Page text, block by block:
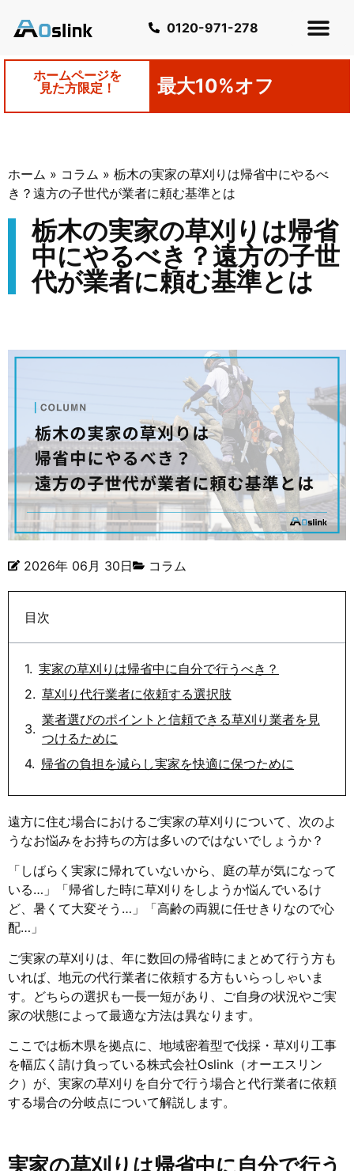
0120-971-278
ホームページを
見た方限定！
最大10%オフ
ホーム » コラム » 栃木の実家の草刈りは帰省中にやるべ
き？遠方の子世代が業者に頼む基準とは
栃木の実家の草刈りは帰省
中にやるべき？遠方の子世
代が業者に頼む基準とは
2026年 06月 30日 コラム
目次
実家の草刈りは帰省中に自分で行うべき？
草刈り代行業者に依頼する選択肢
業者選びのポイントと信頼できる草刈り業者を見
つけるために
帰省の負担を減らし実家を快適に保つために
遠方に住む場合におけるご実家の草刈りについて、次のよ
うなお悩みをお持ちの方は多いのではないでしょうか？
「しばらく実家に帰れていないから、庭の草が気になって
いる…」「帰省した時に草刈りをしようか悩んでいるけ
ど、暑くて大変そう…」「高齢の両親に任せきりなので心
配…」
ご実家の草刈りは、年に数回の帰省時にまとめて行う方も
いれば、地元の代行業者に依頼する方もいらっしゃいま
す。どちらの選択も一長一短があり、ご自身の状況やご実
家の状態によって最適な方法は異なります。
ここでは栃木県を拠点に、地域密着型で伐採・草刈り工事
を幅広く請け負っている株式会社Oslink（オーエスリン
ク）が、実家の草刈りを自分で行う場合と代行業者に依頼
する場合の分岐点について解説します。
実家の草刈りは帰省中に自分で行う